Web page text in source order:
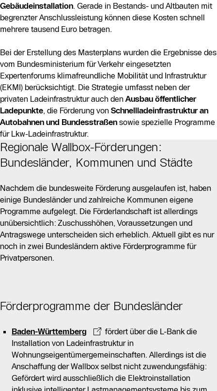
Gebäudeinstallation. Gerade in Bestands- und Altbauten mit
begrenzter Anschlussleistung können diese Kosten schnell
mehrere tausend Euro betragen.
Bei der Erstellung des Masterplans wurden die Ergebnisse des
vom Bundesministerium für Verkehr eingesetzten
Expertenforums klimafreundliche Mobilität und Infrastruktur
(EKMI) berücksichtigt. Die Strategie umfasst neben der
privaten Ladeinfrastruktur auch denAusbau öffentlicher
Ladepunkte, die Förderung von Schnellladeinfrastruktur an
Autobahnen und Bundesstraßen sowie spezielle Programme
für Lkw-Ladeinfrastruktur.
Regionale Wallbox-Förderungen:
Bundesländer, Kommunen und Städte
Nachdem die bundesweite Förderung ausgelaufen ist, haben
einige Bundesländer und zahlreiche Kommunen eigene
Programme aufgelegt. Die Förderlandschaft ist allerdings
unübersichtlich: Zuschusshöhen, Voraussetzungen und
Antragswege unterscheiden sich erheblich. Aktuell gibt es nur
noch in zwei Bundesländern aktive Förderprogramme für
Privatpersonen.
Förderprogramme der Bundesländer
Baden-Württemberg
fördert über die L-Bank die
Installation von Ladeinfrastruktur in
Wohnungseigentümergemeinschaften. Allerdings ist die
Anschaffung der Wallbox selbst nicht zuwendungsfähig:
Gefördert wird ausschließlich die Elektroinstallation